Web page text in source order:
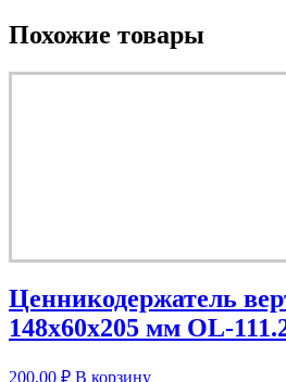
Похожие товары
Ценникодержатель
148х60х205 мм OL-
200,00 ₽ В корзину